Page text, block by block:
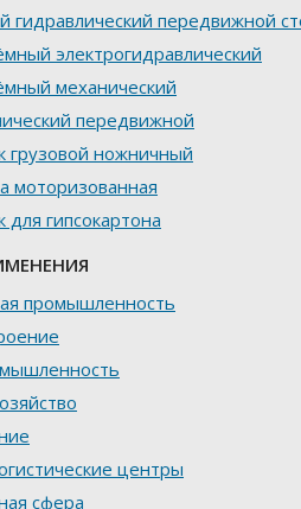
передвижной
электрогидравлический
механический
передвижной
грузовой ножничный
моторизованная
гипсокартона
промышленность
центры
сфера